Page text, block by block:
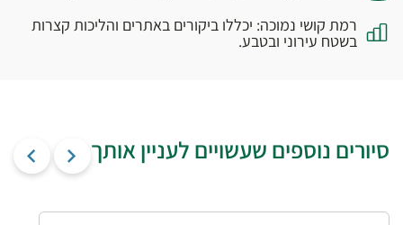
רמת קושי נמוכה: יכללו ביקורים באתרים והליכות קצרות
בשטח עירוני ובטבע.
סיורים נוספים שעשויים לעניין אותך